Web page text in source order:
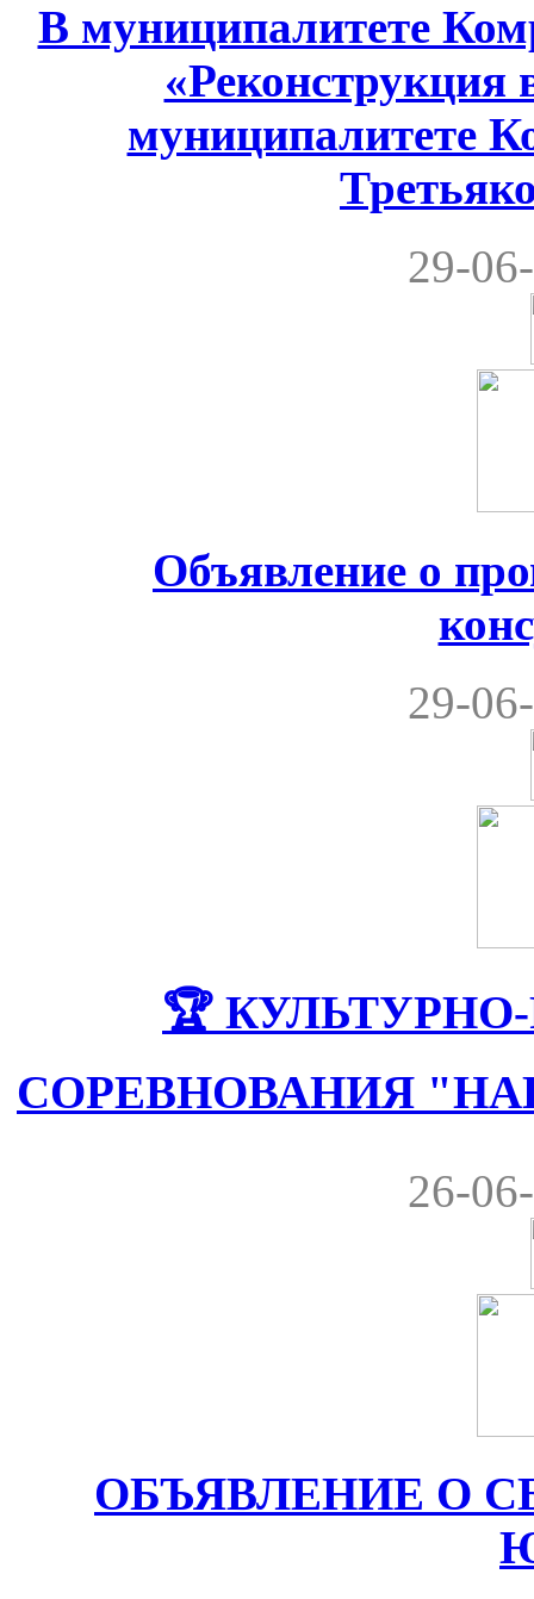
В муниципалитете
«Реконструкция
муниципалитете
29-
Объявление о
29-
🏆
СОРЕВНОВАНИЯ
26-
ОБЪЯВЛЕНИЕ О